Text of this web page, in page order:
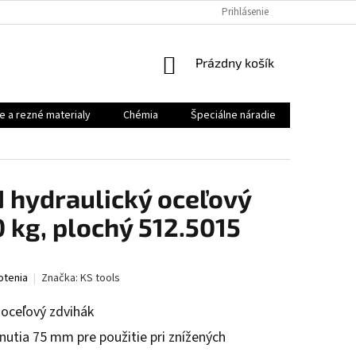
Prihlásenie
NÁKUPNÝ
Prázdny košík
a rezné materialy Chémia Špeciálne náradie
hydraulický oceľový
plochý 512.5015
Značka: KS tools
zdvihák
75 mm pre použitie pri znížených